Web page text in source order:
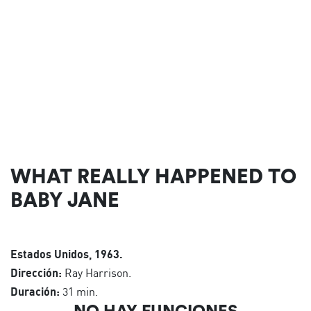
WHAT REALLY HAPPENED TO
BABY JANE
Estados Unidos, 1963.
Dirección: Ray Harrison.
Duración: 31 min.